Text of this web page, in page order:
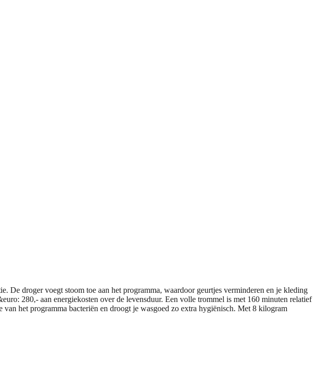
droger voegt stoom toe aan het programma, waardoor geurtjes verminderen en je kleding
280,- aan energiekosten over de levensduur. Een volle trommel is met 160 minuten relatief
het programma bacteriën en droogt je wasgoed zo extra hygiënisch. Met 8 kilogram